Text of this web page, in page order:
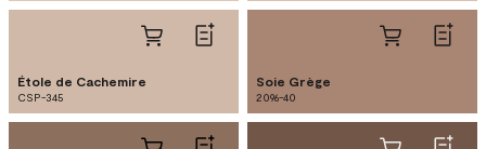
Étole de Cachemire
CSP-345
Soie Grège
2096-40